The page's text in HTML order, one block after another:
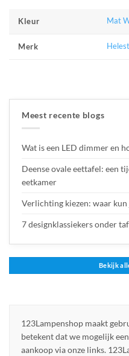
Kleur Mat
Merk
Meest recente blogs
Wat is een LED dimmer en
Deense ovale eettafel: een
eetkamer
Verlichting kiezen: waar kun
7 designklassiekers onder
Bekijk
123Lampenshop maakt
betekent dat we mogelijk
aankoop via onze links.